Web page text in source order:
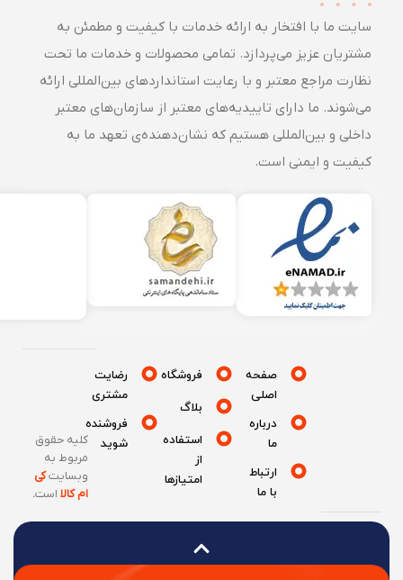
سایت ما با افتخار به ارائه خدمات با کیفیت و مطمئن به
مشتریان عزیز می‌پردازد. تمامی محصولات و خدمات ما تحت
نظارت مراجع معتبر و با رعایت استانداردهای بین‌المللی ارائه
می‌شوند. ما دارای تاییدیه‌های معتبر از سازمان‌های معتبر
داخلی و بین‌المللی هستیم که نشان‌دهنده‌ی تعهد ما به
کیفیت و ایمنی است.
صفحه
درباره
ارتباط
فروشگاه
بلاگ
استفاده
امتیازها
رضایت
مشتری
فروشنده
شوید
کلیه حقوق
مربوط به
وبسایتکی
ام کالااست.